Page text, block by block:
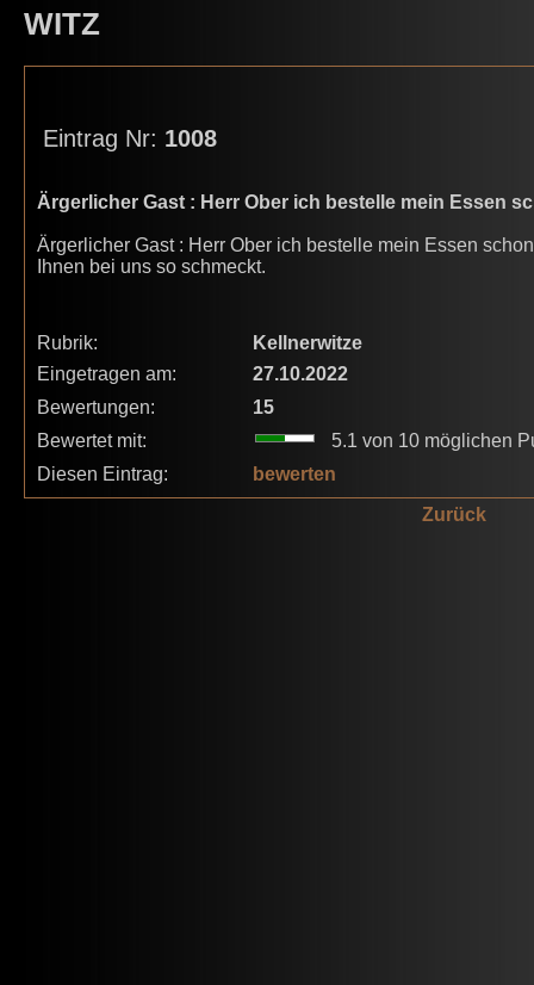
WITZ
Eintrag Nr: 1008
Ärgerlicher Gast : Herr Ober ich bestelle mein Essen
Ärgerlicher Gast : Herr Ober ich bestelle mein Essen
Ihnen bei uns so schmeckt.
Rubrik:
Kellnerwitze
Eingetragen am:
27.10.2022
Bewertungen:
15
Bewertet mit:
5.1 von 10 möglichen
Diesen Eintrag:
bewerten
Zurück